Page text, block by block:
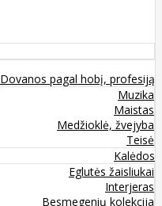
Dovanos pagal hobį, profesiją
Muzika
Maistas
Medžioklė, žvejyba
Teisė
Kalėdos
Eglutės žaisliukai
Interjeras
Besmegenių kolekcija